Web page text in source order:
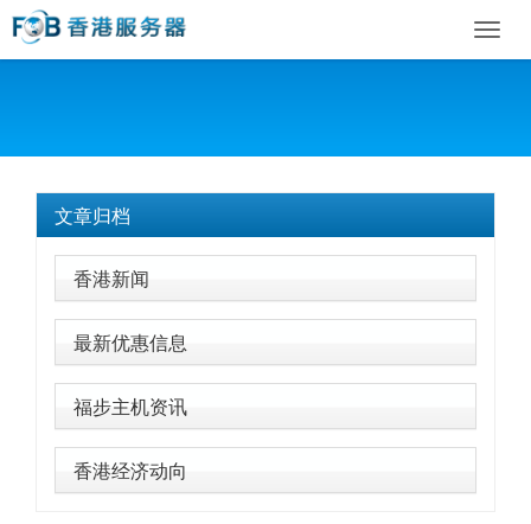
文章归档
香港新闻
最新优惠信息
福步主机资讯
香港经济动向